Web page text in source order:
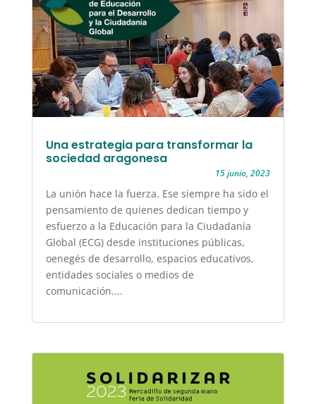
Una estrategia para transformar la
sociedad aragonesa
15 junio, 2023
La unión hace la fuerza. Ese siempre ha sido el
pensamiento de quienes dedican tiempo y
esfuerzo a la Educación para la Ciudadanía
Global (ECG) desde instituciones públicas,
oenegés de desarrollo, espacios educativos,
entidades sociales o medios de
comunicación....